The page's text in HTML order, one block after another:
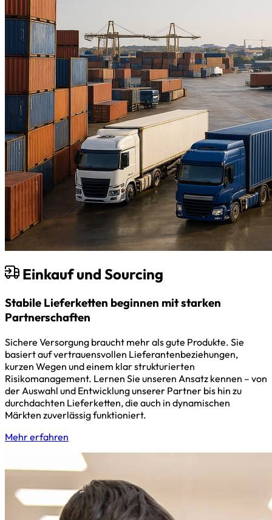
Einkauf und Sourcing
Stabile Lieferketten beginnen mit starken
Partnerschaften
Sichere Versorgung braucht mehr als gute Produkte. Sie
basiert auf vertrauensvollen Lieferantenbeziehungen,
kurzen Wegen und einem klar strukturierten
Risikomanagement. Lernen Sie unseren Ansatz kennen – von
der Auswahl und Entwicklung unserer Partner bis hin zu
durchdachten Lieferketten, die auch in dynamischen
Märkten zuverlässig funktioniert.
Mehr erfahren